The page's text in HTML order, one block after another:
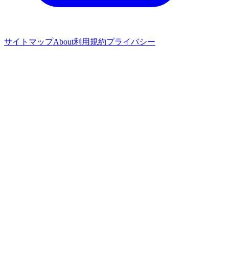
サイトマップAbout利用規約プライバシー